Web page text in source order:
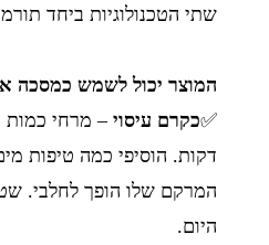
שתי הטכנולוגיות ביחד
המוצר יכול לשמש כמסכה
✅כקרם עיסוי – מרחי כמות
המרקם שלו הופך לחלבי.
היום.